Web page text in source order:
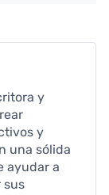
y
y
una sólida
ayudar a
sus